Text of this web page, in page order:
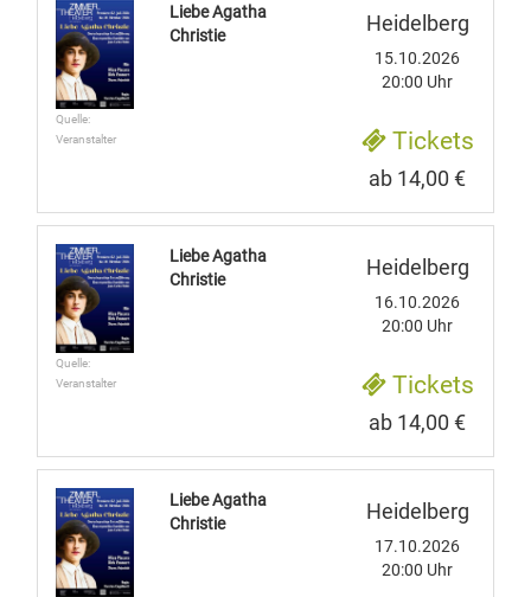
Quelle:
Veranstalter
Liebe Agatha
Christie
Heidelberg
15.10.2026
20:00 Uhr
Tickets
ab 14,00 €
Quelle:
Veranstalter
Liebe Agatha
Christie
Heidelberg
16.10.2026
20:00 Uhr
Tickets
ab 14,00 €
Liebe Agatha
Christie
Heidelberg
17.10.2026
20:00 Uhr